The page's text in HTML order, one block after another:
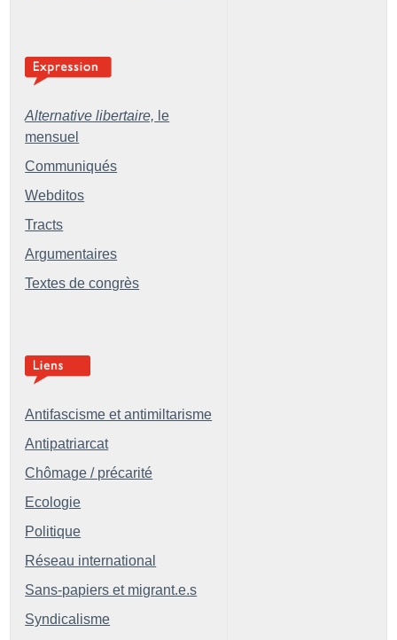
Alternative libertaire, le
mensuel
Communiqués
Webditos
Tracts
Argumentaires
Textes de congrès
Antifascisme et antimiltarisme
Antipatriarcat
Chômage / précarité
Ecologie
Politique
Réseau international
Sans-papiers et migrant.e.s
Syndicalisme